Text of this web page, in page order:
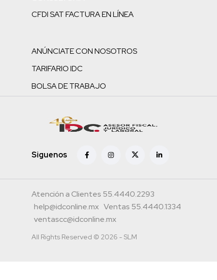
CFDI SAT FACTURA EN LÍNEA
ANÚNCIATE CON NOSOTROS
TARIFARIO IDC
BOLSA DE TRABAJO
Siguenos
Atención a Clientes 55.4440.2293
help@idconline.mx Ventas 55.4440.1334
ventascc@idconline.mx
All Rights Reserved © 2026 - SLM